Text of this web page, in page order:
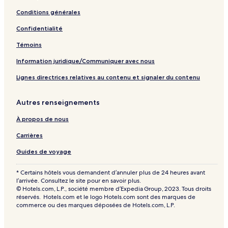
t
l
a
a
e
Conditions générales
Confidentialité
Témoins
Information juridique/Communiquer avec nous
Lignes directrices relatives au contenu et signaler du contenu
Autres renseignements
À propos de nous
Carrières
Guides de voyage
* Certains hôtels vous demandent d’annuler plus de 24 heures avant
l’arrivée. Consultez le site pour en savoir plus.
© Hotels.com, L.P., société membre d’Expedia Group, 2023. Tous droits
réservés. Hotels.com et le logo Hotels.com sont des marques de
commerce ou des marques déposées de Hotels.com, L.P.